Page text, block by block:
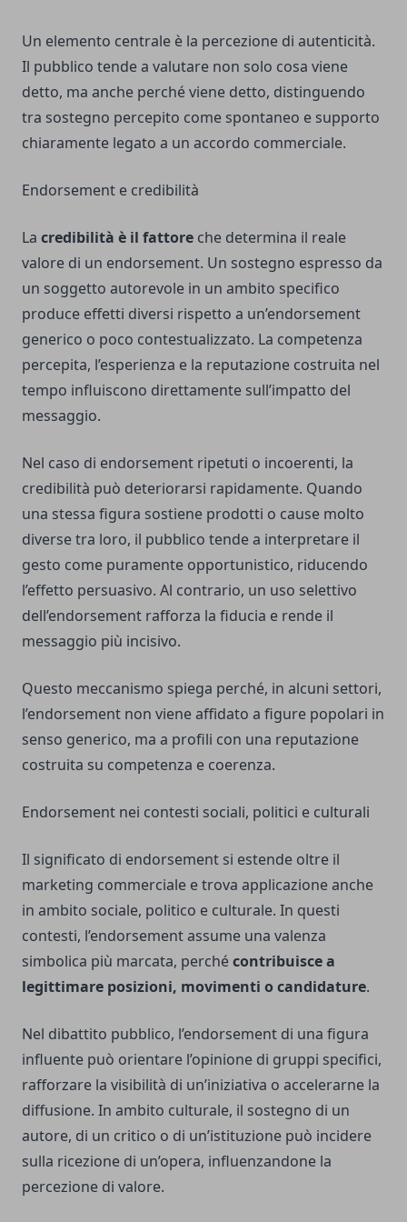
Un elemento centrale è la percezione di autenticità.
Il pubblico tende a valutare non solo cosa viene
detto, ma anche perché viene detto, distinguendo
tra sostegno percepito come spontaneo e supporto
chiaramente legato a un accordo commerciale.
Endorsement e credibilità
La credibilità è il fattore che determina il reale
valore di un endorsement. Un sostegno espresso da
un soggetto autorevole in un ambito specifico
produce effetti diversi rispetto a un’endorsement
generico o poco contestualizzato. La competenza
percepita, l’esperienza e la reputazione costruita nel
tempo influiscono direttamente sull’impatto del
messaggio.
Nel caso di endorsement ripetuti o incoerenti, la
credibilità può deteriorarsi rapidamente. Quando
una stessa figura sostiene prodotti o cause molto
diverse tra loro, il pubblico tende a interpretare il
gesto come puramente opportunistico, riducendo
l’effetto persuasivo. Al contrario, un uso selettivo
dell’endorsement rafforza la fiducia e rende il
messaggio più incisivo.
Questo meccanismo spiega perché, in alcuni settori,
l’endorsement non viene affidato a figure popolari in
senso generico, ma a profili con una reputazione
costruita su competenza e coerenza.
Endorsement nei contesti sociali, politici e culturali
Il significato di endorsement si estende oltre il
marketing commerciale e trova applicazione anche
in ambito sociale, politico e culturale. In questi
contesti, l’endorsement assume una valenza
simbolica più marcata, perchécontribuisce a
legittimare posizioni, movimenti o candidature.
Nel dibattito pubblico, l’endorsement di una figura
influente può orientare l’opinione di gruppi specifici,
rafforzare la visibilità di un’iniziativa o accelerarne la
diffusione. In ambito culturale, il sostegno di un
autore, di un critico o di un’istituzione può incidere
sulla ricezione di un’opera, influenzandone la
percezione di valore.